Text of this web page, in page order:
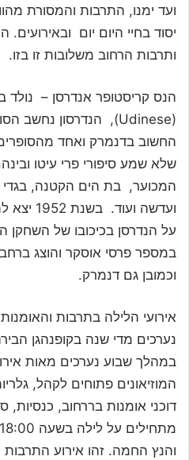
ועד ימנו, התרבות והמסורת
יסוד בחיי היום יום
ותרבות הרחוב משלובות זו בזו.
(Udinese), הנדרסון נחשב הסופר הלאומי
החשוב בדנמרק ואחד
שלא שמע סיפורי פרי עיטו
המכוער, בת הים הקטנה,
ועדשה ועוד. בשנת 1952 יצא להקרנים סרט
על הנדרסן בכיכובו של השחקן
במספר פרסי אוסקר והוצג
וכמובן גם דנמרק.
אירועי הלילה בתרבות
נערכים מדי שנה בקופנהגן
במהלך שבוע נערכים מאות
המוזיאונים פתוחים לקהל,
דוכני אומנות בררחוב, כנסיות,
מתחילים על לילה בשעה 18:00 ועד שעות הקטנות
והנץ החמה. זהו אירוע